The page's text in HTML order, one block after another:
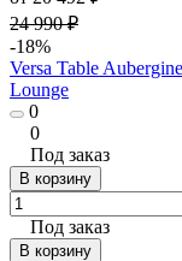
24 990 ₽
-18%
Versa Table
Lounge
0
0
Под заказ
В корзину
Под заказ
В корзину